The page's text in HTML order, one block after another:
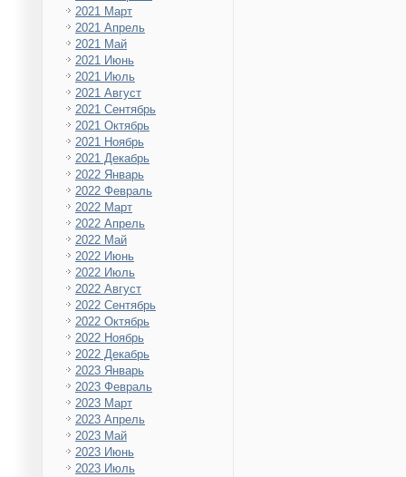
2021 Март
2021 Апрель
2021 Май
2021 Июнь
2021 Июль
2021 Август
2021 Сентябрь
2021 Октябрь
2021 Ноябрь
2021 Декабрь
2022 Январь
2022 Февраль
2022 Март
2022 Апрель
2022 Май
2022 Июнь
2022 Июль
2022 Август
2022 Сентябрь
2022 Октябрь
2022 Ноябрь
2022 Декабрь
2023 Январь
2023 Февраль
2023 Март
2023 Апрель
2023 Май
2023 Июнь
2023 Июль